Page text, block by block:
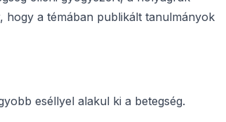
hogy a témában publikált tanulmányok
eséllyel alakul ki a betegség.